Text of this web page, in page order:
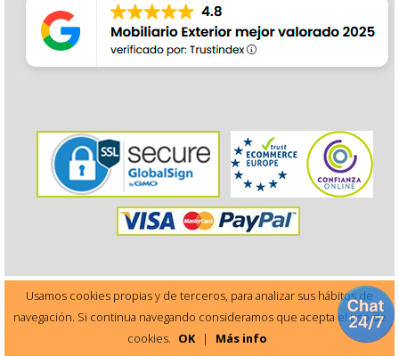
Este sitio está protegido por reCAPTCHA y Google
Usamos cookies propias y de terceros, para analizar sus hábitos de
navegación. Si continua navegando consideramos que acepta el uso de
cookies. OK | Más info